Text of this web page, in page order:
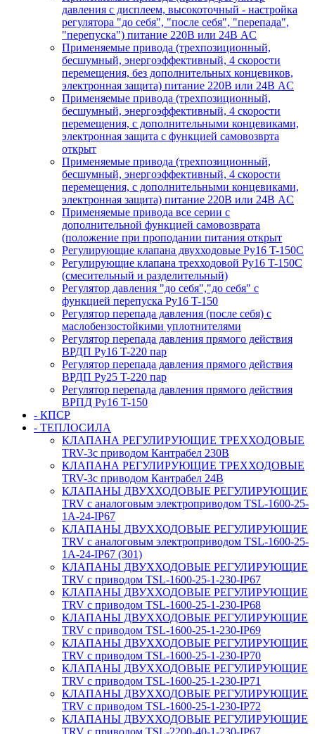
давления с дисплеем, высокоточный - настройка
регулятора "до себя", "после себя", "перепада",
"перепуска") питание 220В или 24В AC
Применяемые привода (трехпозиционный,
бесшумный, энергоэффективный, 4 скорости
перемещения, без дополнительных концевиков,
электронная защита) питание 220В или 24В AC
Применяемые привода (трехпозиционный,
бесшумный, энергоэффективный, 4 скорости
перемещения, с дополнительными концевиками,
электронная защита с функцией самовозврта
открыт
Применяемые привода (трехпозиционный,
бесшумный, энергоэффективный, 4 скорости
перемещения, с дополнительными концевиками,
электронная защита) питание 220В или 24В AC
Применяемые привода все серии с
дополнительной функцией самовозврата
(положение при проподании питания открыт
Регулирующие клапана двухходовые Ру16 T-150С
Регулирующие клапана трехходовой Ру16 T-150С
(смесительный и разделительный)
Регулятор давления "до себя","до себя" с
функцией перепуска Ру16 T-150
Регулятор перепада давления (после себя) c
маслобензостойкими уплотнителями
Регулятор перепада давления прямого действия
ВРДП Ру16 T-220 пар
Регулятор перепада давления прямого действия
ВРДП Ру25 T-220 пар
Регулятор перепада давления прямого действия
ВРПД Ру16 T-150
- КПСР
- ТЕПЛОСИЛА
КЛАПАНА РЕГУЛИРУЮЩИЕ ТРЕХХОДОВЫЕ
TRV-3с приводом Кантрабел 230B
КЛАПАНА РЕГУЛИРУЮЩИЕ ТРЕХХОДОВЫЕ
TRV-3с приводом Кантрабел 24B
КЛАПАНЫ ДВУХХОДОВЫЕ РЕГУЛИРУЮЩИЕ
TRV с аналоговым электроприводом TSL-1600-25-
1А-24-IP67
КЛАПАНЫ ДВУХХОДОВЫЕ РЕГУЛИРУЮЩИЕ
TRV с аналоговым электроприводом TSL-1600-25-
1А-24-IP67 (301)
КЛАПАНЫ ДВУХХОДОВЫЕ РЕГУЛИРУЮЩИЕ
TRV с приводом TSL-1600-25-1-230-IP67
КЛАПАНЫ ДВУХХОДОВЫЕ РЕГУЛИРУЮЩИЕ
TRV с приводом TSL-1600-25-1-230-IP68
КЛАПАНЫ ДВУХХОДОВЫЕ РЕГУЛИРУЮЩИЕ
TRV с приводом TSL-1600-25-1-230-IP69
КЛАПАНЫ ДВУХХОДОВЫЕ РЕГУЛИРУЮЩИЕ
TRV с приводом TSL-1600-25-1-230-IP70
КЛАПАНЫ ДВУХХОДОВЫЕ РЕГУЛИРУЮЩИЕ
TRV с приводом TSL-1600-25-1-230-IP71
КЛАПАНЫ ДВУХХОДОВЫЕ РЕГУЛИРУЮЩИЕ
TRV с приводом TSL-1600-25-1-230-IP72
КЛАПАНЫ ДВУХХОДОВЫЕ РЕГУЛИРУЮЩИЕ
TRV с приводом TSL-2200-40-1-230-IP67